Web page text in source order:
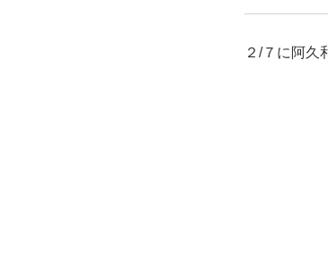
２/７に阿久